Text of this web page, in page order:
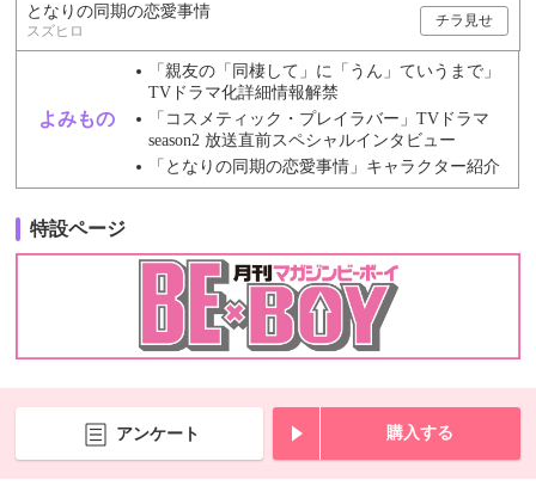
となりの同期の恋愛事情
スズヒロ
チラ見せ
よみもの
「親友の「同棲して」に「うん」ていうまで」
TVドラマ化詳細情報解禁
「コスメティック・プレイラバー」TVドラマ
season2 放送直前スペシャルインタビュー
「となりの同期の恋愛事情」キャラクター紹介
特設ページ
アンケート 購入する